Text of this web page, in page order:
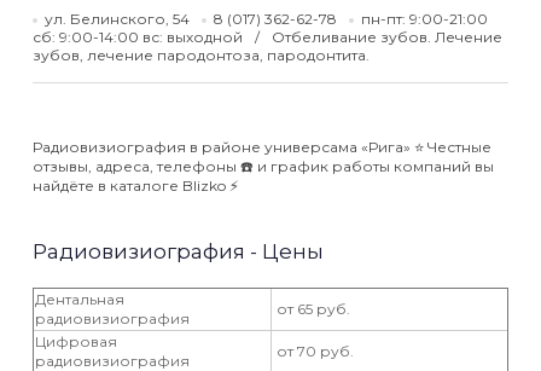
ул. Белинского, 54 8 (017) 362-62-78
пн-пт: 9:00-21:00
сб: 9:00-14:00 вс: выходной
Отбеливание зубов. Лечение
зубов, лечение пародонтоза, пародонтита.
Радиовизиография в районе универсама «Рига» ⭐️ Честные
отзывы, адреса, телефоны ☎️ и график работы компаний вы
найдёте в каталоге Blizko ⚡️
Радиовизиография - Цены
Дентальная
радиовизиография
от 65 руб.
Цифровая
радиовизиография
от 70 руб.